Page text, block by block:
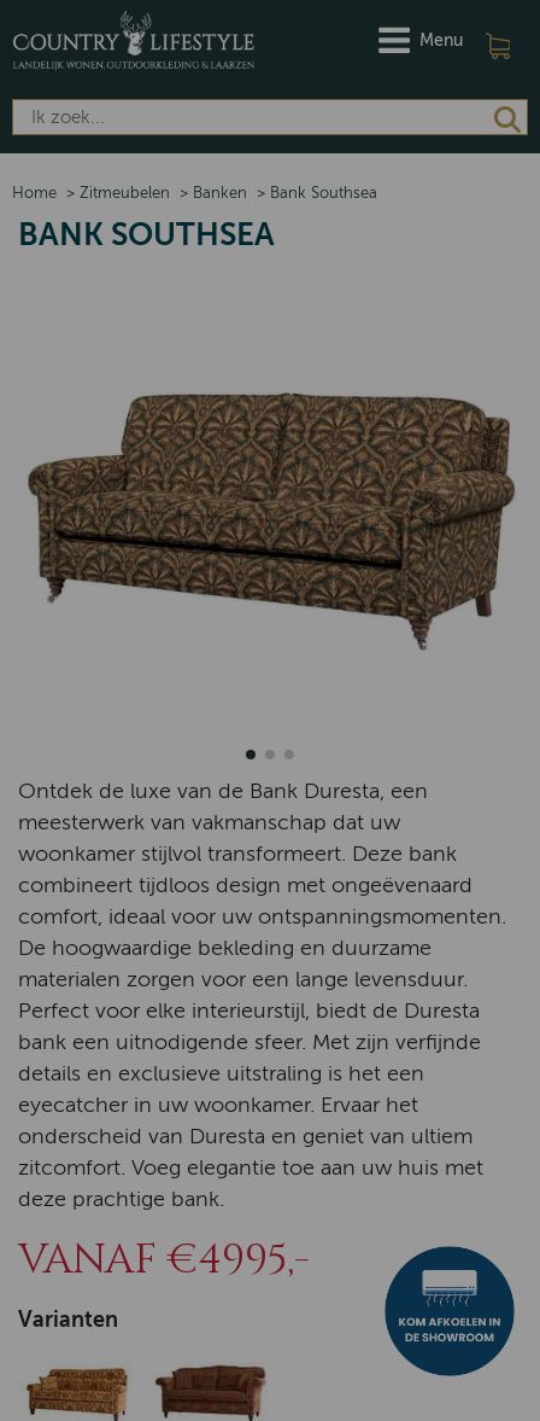
Menu
Home > Zitmeubelen > Banken > Bank Southsea
BANK SOUTHSEA
Ontdek de luxe van de Bank Duresta, een
meesterwerk van vakmanschap dat uw
woonkamer stijlvol transformeert. Deze bank
combineert tijdloos design met ongeëvenaard
comfort, ideaal voor uw ontspanningsmomenten.
De hoogwaardige bekleding en duurzame
materialen zorgen voor een lange levensduur.
Perfect voor elke interieurstijl, biedt de Duresta
bank een uitnodigende sfeer. Met zijn verfijnde
details en exclusieve uitstraling is het een
eyecatcher in uw woonkamer. Ervaar het
onderscheid van Duresta en geniet van ultiem
zitcomfort. Voeg elegantie toe aan uw huis met
deze prachtige bank.
VANAF €4995,-
Varianten